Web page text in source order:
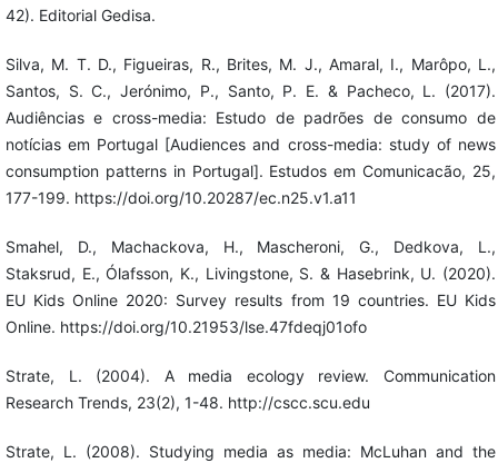
42). Editorial Gedisa.
Silva, M. T. D., Figueiras, R., Brites, M. J., Amaral, I., Marôpo, L.,
Santos, S. C., Jerónimo, P., Santo, P. E. & Pacheco, L. (2017).
Audiências e cross-media: Estudo de padrões de consumo de
notícias em Portugal [Audiences and cross-media: study of news
consumption patterns in Portugal]. Estudos em Comunicacão, 25,
177-199. https://doi.org/10.20287/ec.n25.v1.a11
Smahel, D., Machackova, H., Mascheroni, G., Dedkova, L.,
Staksrud, E., Ólafsson, K., Livingstone, S. & Hasebrink, U. (2020).
EU Kids Online 2020: Survey results from 19 countries. EU Kids
Online. https://doi.org/10.21953/lse.47fdeqj01ofo
Strate, L. (2004). A media ecology review. Communication
Research Trends, 23(2), 1-48. http://cscc.scu.edu
Strate, L. (2008). Studying media as media: McLuhan and the